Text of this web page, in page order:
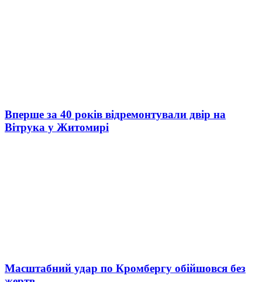
Вперше за 40 років відремонтували двір на
Вітрука у Житомирі
Масштабний удар по Кромбергу обійшовся без